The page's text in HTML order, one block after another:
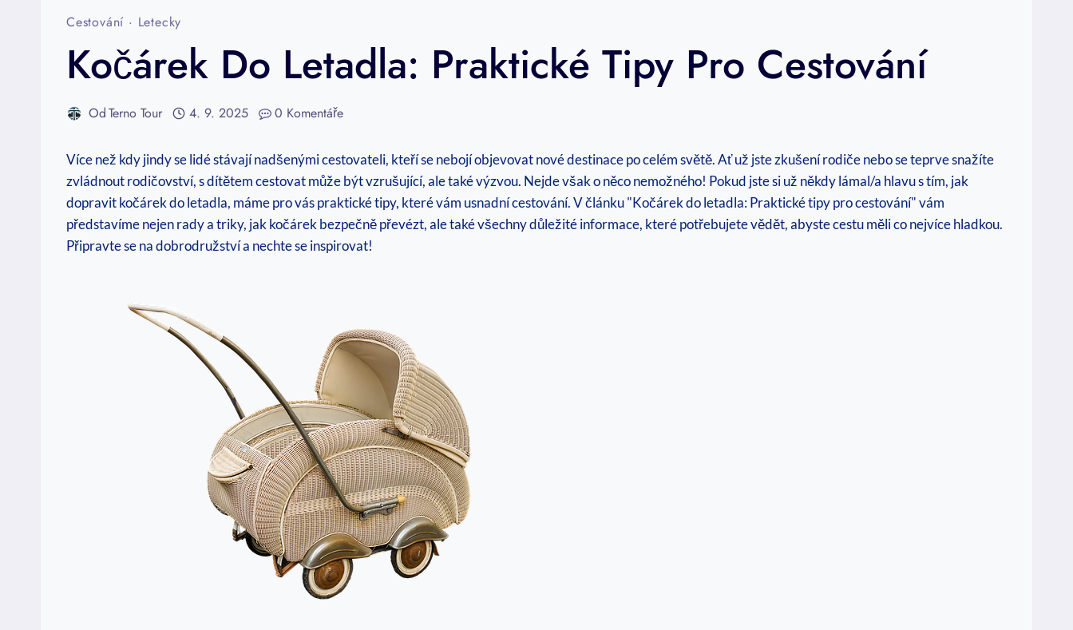
Cestování · Letecky
Kočárek Do Letadla: Praktické Tipy Pro Cestování
OdTerno Tour 4. 9. 2025 0 Komentáře
Více než kdy jindy se lidé stávají nadšenými cestovateli, kteří se nebojí objevovat nové destinace po celém světě. Ať už jste zkušení rodiče nebo se teprve snažíte
zvládnout rodičovství, s dítětem cestovat může být vzrušující, ale také výzvou. Nejde však o něco nemožného! Pokud jste si už někdy lámal/a hlavu s tím, jak
dopravit kočárek do letadla, máme pro vás praktické tipy, které vám usnadní cestování. V článku "Kočárek do letadla: Praktické tipy pro cestování" vám
představíme nejen rady a triky, jak kočárek bezpečně převézt, ale také všechny důležité informace, které potřebujete vědět, abyste cestu měli co nejvíce hladkou.
Připravte se na dobrodružství a nechte se inspirovat!